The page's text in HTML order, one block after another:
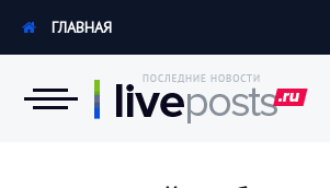
ГЛАВНАЯ